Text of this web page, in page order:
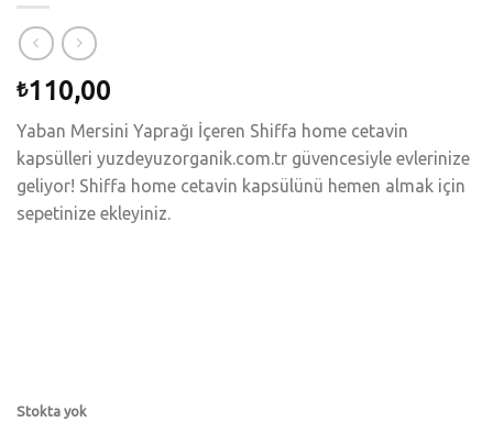
₺110,00
Yaban Mersini Yaprağı İçeren Shiffa home cetavin
kapsülleri yuzdeyuzorganik.com.tr güvencesiyle evlerinize
geliyor! Shiffa home cetavin kapsülünü hemen almak için
sepetinize ekleyiniz.
Stokta yok